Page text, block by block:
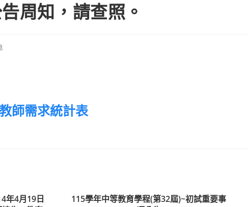
周知，請查照。
師需求統計表
年4月19日
115學年中等教育學程(第32屆)~初試重要事